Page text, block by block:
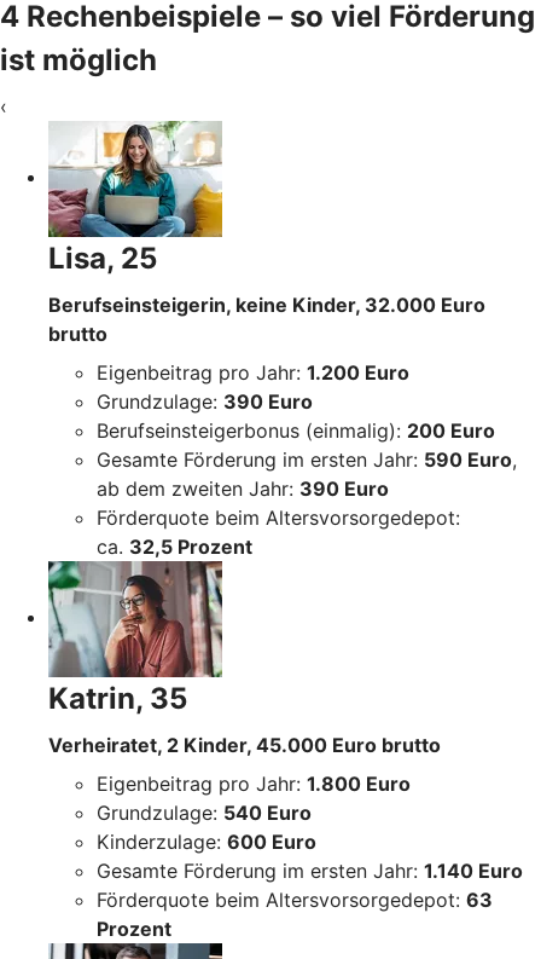
4 Rechenbeispiele – so viel Förderung
ist möglich
‹
Lisa, 25
Berufseinsteigerin, keine Kinder, 32.000 Euro
brutto
Eigenbeitrag pro Jahr: 1.200 Euro
Grundzulage: 390 Euro
Berufseinsteigerbonus (einmalig): 200 Euro
Gesamte Förderung im ersten Jahr: 590 Euro,
ab dem zweiten Jahr: 390 Euro
Förderquote beim Altersvorsorgedepot:
ca. 32,5 Prozent
Katrin, 35
Verheiratet, 2 Kinder, 45.000 Euro brutto
Eigenbeitrag pro Jahr: 1.800 Euro
Grundzulage: 540 Euro
Kinderzulage: 600 Euro
Gesamte Förderung im ersten Jahr: 1.140 Euro
Förderquote beim Altersvorsorgedepot: 63
Prozent